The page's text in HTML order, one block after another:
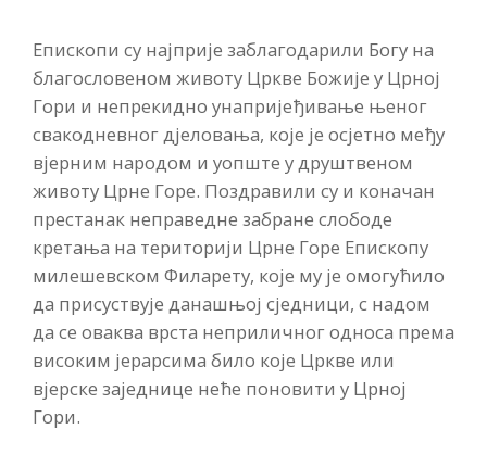
Епископи су најприје заблагодарили Богу на
благословеном животу Цркве Божије у Црној
Гори и непрекидно унапријеђивање њеног
свакодневног дјеловања, које је осјетно међу
вјерним народом и уопште у друштвеном
животу Црне Горе. Поздравили су и коначан
престанак неправедне забране слободе
кретања на територији Црне Горе Епископу
милешевском Филарету, које му је омогућило
да присуствује данашњој сједници, с надом
да се оваква врста неприличног односа према
високим јерарсима било које Цркве или
вјерске заједнице неће поновити у Црној
Гори.